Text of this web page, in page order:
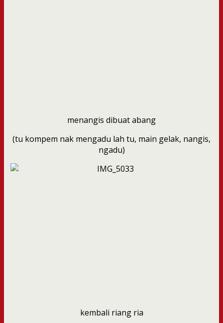
menangis dibuat abang
(tu kompem nak mengadu lah tu, main gelak, nangis,
ngadu)
kembali riang ria